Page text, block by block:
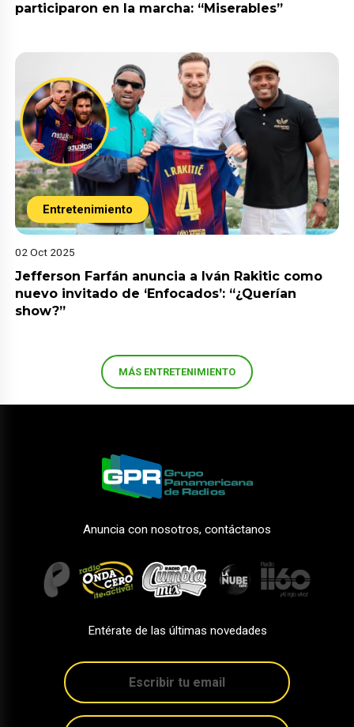
participaron en la marcha: “Miserables”
Entretenimiento
02 Oct 2025
Jefferson Farfán anuncia a Iván Rakitic como
nuevo invitado de ‘Enfocados’: “¿Querían
show?”
MÁS ENTRETENIMIENTO
Anuncia con nosotros, contáctanos
Entérate de las últimas novedades